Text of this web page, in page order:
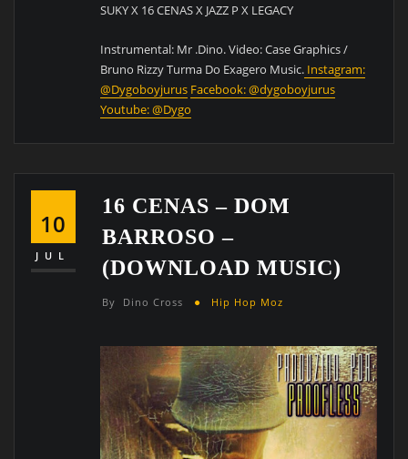
SUKY X 16 CENAS X JAZZ P X LEGACY
Instrumental: Mr .Dino. Video: Case Graphics /
Bruno Rizzy Turma Do Exagero Music. Instagram:
@Dygoboyjurus Facebook: @dygoboyjurus
Youtube: @Dygo
10
JUL
16 CENAS – DOM
BARROSO –
(DOWNLOAD MUSIC)
By Dino Cross Hip Hop Moz